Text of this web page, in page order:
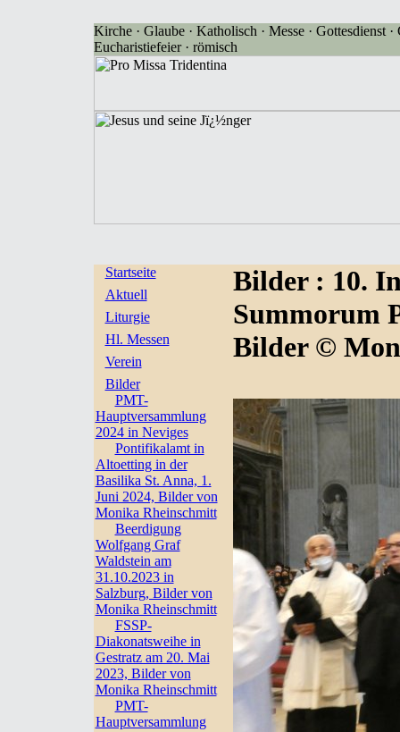
Kirche · Glaube · Katholisch · Messe · Gottesdienst
Eucharistiefeier · römisch
Startseite
Aktuell
Liturgie
Hl. Messen
Verein
Bilder
PMT-
Hauptversammlung
2024 in Neviges
Pontifikalamt in
Altoetting in der
Basilika St. Anna, 1.
Juni 2024, Bilder von
Monika Rheinschmitt
Beerdigung
Wolfgang Graf
Waldstein am
31.10.2023 in
Salzburg, Bilder von
Monika Rheinschmitt
FSSP-
Diakonatsweihe in
Gestratz am 20. Mai
2023, Bilder von
Monika Rheinschmitt
PMT-
Hauptversammlung
Bilder : 10.
Summorum
Bilder ©